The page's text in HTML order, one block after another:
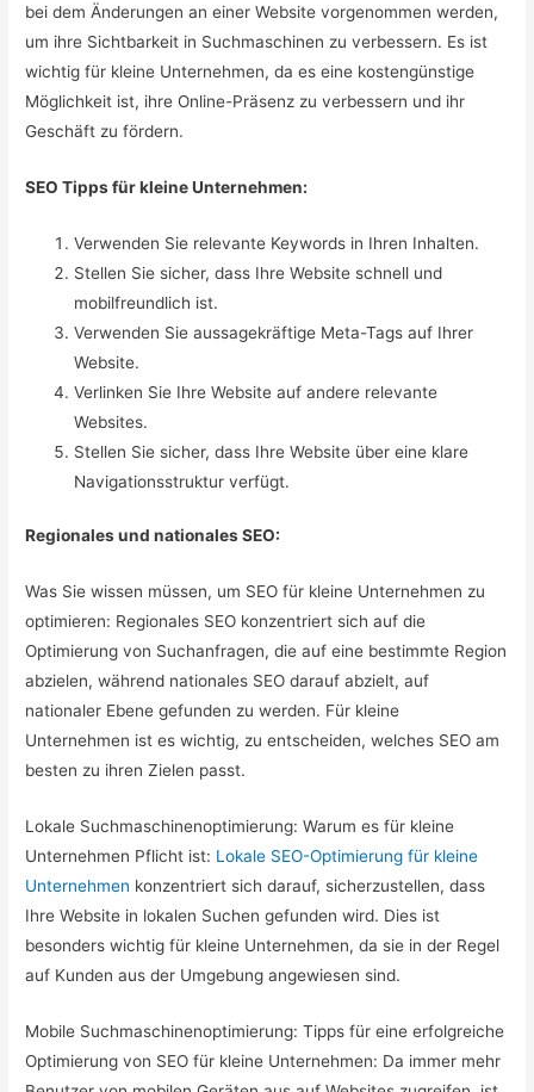
bei dem Änderungen an einer Website vorgenommen werden,
um ihre Sichtbarkeit in Suchmaschinen zu verbessern. Es ist
wichtig für kleine Unternehmen, da es eine kostengünstige
Möglichkeit ist, ihre Online-Präsenz zu verbessern und ihr
Geschäft zu fördern.
SEO Tipps für kleine Unternehmen:
Verwenden Sie relevante Keywords in Ihren Inhalten.
Stellen Sie sicher, dass Ihre Website schnell und
mobilfreundlich ist.
Verwenden Sie aussagekräftige Meta-Tags auf Ihrer
Website.
Verlinken Sie Ihre Website auf andere relevante
Websites.
Stellen Sie sicher, dass Ihre Website über eine klare
Navigationsstruktur verfügt.
Regionales und nationales SEO:
Was Sie wissen müssen, um SEO für kleine Unternehmen zu
optimieren: Regionales SEO konzentriert sich auf die
Optimierung von Suchanfragen, die auf eine bestimmte Region
abzielen, während nationales SEO darauf abzielt, auf
nationaler Ebene gefunden zu werden. Für kleine
Unternehmen ist es wichtig, zu entscheiden, welches SEO am
besten zu ihren Zielen passt.
Lokale Suchmaschinenoptimierung: Warum es für kleine
Unternehmen Pflicht ist: Lokale SEO-Optimierung für kleine
Unternehmen konzentriert sich darauf, sicherzustellen, dass
Ihre Website in lokalen Suchen gefunden wird. Dies ist
besonders wichtig für kleine Unternehmen, da sie in der Regel
auf Kunden aus der Umgebung angewiesen sind.
Mobile Suchmaschinenoptimierung: Tipps für eine erfolgreiche
Optimierung von SEO für kleine Unternehmen: Da immer mehr